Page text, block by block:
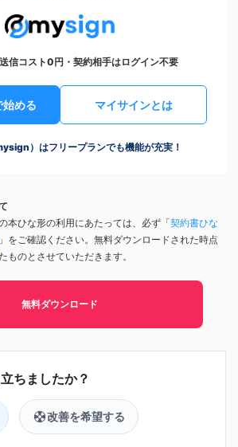
信コスト0円・契約相手はログイン不要
める マイサインとは
）はフリープランでも機能が充実！
本ひな形の利用にあたっては、必ず「契約書ひな
」をご確認ください。無料ダウンロードされた時点
ものとさせていただきます。
無料ダウンロード
改善を希望する